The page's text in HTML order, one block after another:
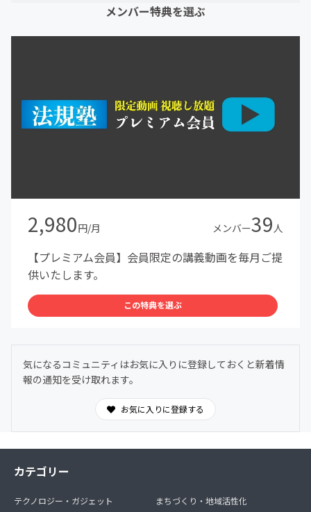
メンバー特典を選ぶ
2,980円/月 メンバー39人
【プレミアム会員】会員限定の講義動画を毎月ご提
供いたします。
この特典を選ぶ
気になるコミュニティはお気に入りに登録しておくと新着情
報の通知を受け取れます。
お気に入りに登録する
カテゴリー
テクノロジー・ガジェット
まちづくり・地域活性化